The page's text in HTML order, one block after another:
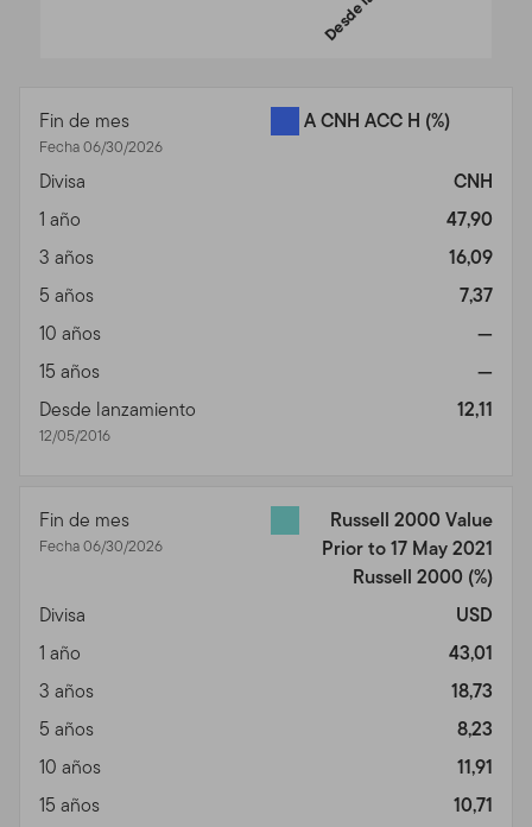
Fin de mes
Fecha 06/30/2026
A CNH ACC H (%)
Divisa
CNH
1 año
47,90
3 años
16,09
5 años
7,37
10 años
—
15 años
—
Desde lanzamiento
12/05/2016
12,11
Fin de mes
Fecha 06/30/2026
Russell 2000 Value
Prior to 17 May 2021
Russell 2000 (%)
Divisa
USD
1 año
43,01
3 años
18,73
5 años
8,23
10 años
11,91
15 años
10,71